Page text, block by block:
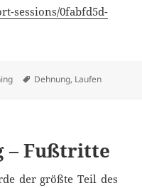
sessions/0fabfd5d-
Schlagwörter
Dehnung, Laufen
– Fußtritte
der größte Teil des